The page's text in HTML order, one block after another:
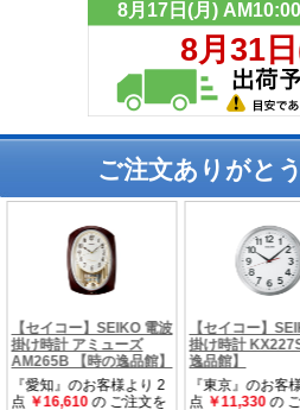
ご注文ありがと